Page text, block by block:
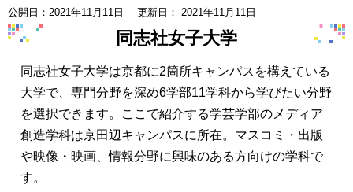
公開日： 2021年11月11日 ｜更新日： 2021年11月11日
同志社女子大学
同志社女子大学は京都に2箇所キャンパスを構えている
大学で、専門分野を深め6学部11学科から学びたい分野
を選択できます。ここで紹介する学芸学部のメディア
創造学科は京田辺キャンパスに所在。マスコミ・出版
や映像・映画、情報分野に興味のある方向けの学科で
す。